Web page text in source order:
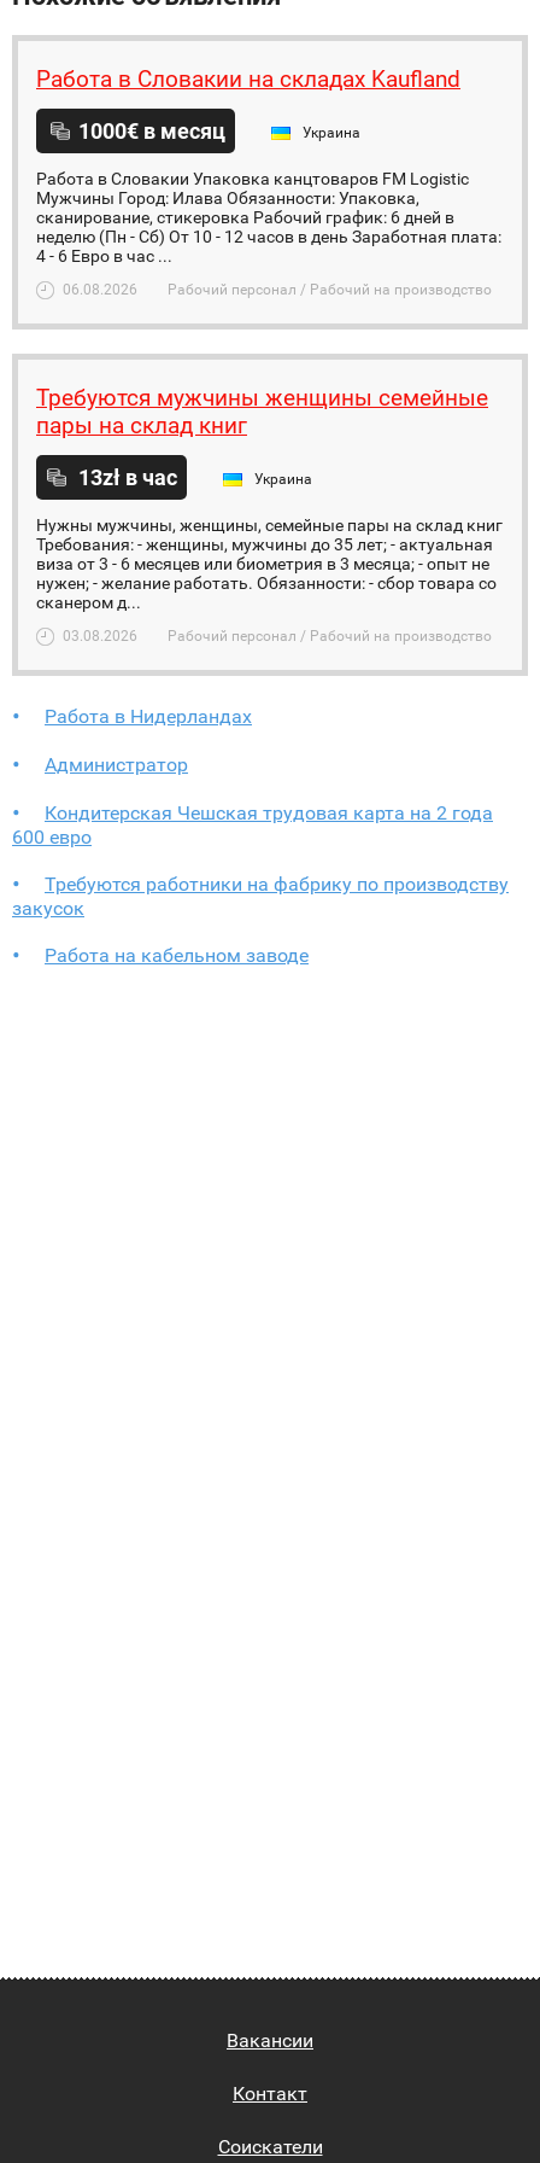
Работа в Словакии на складах Kaufland
1000€ в месяц Украина
Работа в Словакии Упаковка канцтоваров FM Logistic
Мужчины Город: Илава Обязанности: Упаковка,
сканирование, стикеровка Рабочий график: 6 дней в
неделю (Пн - Сб) От 10 - 12 часов в день Заработная плата:
4 - 6 Евро в час ...
06.08.2026 Рабочий персонал / Рабочий на производство
Требуются мужчины женщины семейные
пары на склад книг
13zł в час Украина
Нужны мужчины, женщины, семейные пары на склад книг
Требования: - женщины, мужчины до 35 лет; - актуальная
виза от 3 - 6 месяцев или биометрия в 3 месяца; - опыт не
нужен; - желание работать. Обязанности: - сбор товара со
сканером д...
03.08.2026 Рабочий персонал / Рабочий на производство
Работа в Нидерландах
Администратор
Кондитерская Чешская трудовая карта на 2 года
600 евро
Требуются работники на фабрику по производству
закусок
Работа на кабельном заводе
Вакансии
Контакт
Соискатели